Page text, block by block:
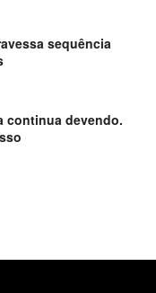
sequência
continua devendo.